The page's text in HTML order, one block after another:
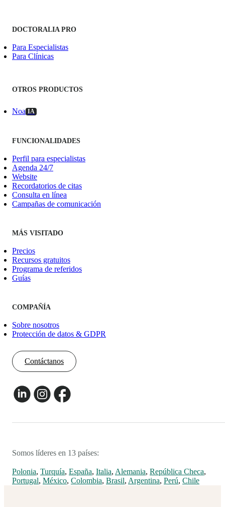
DOCTORALIA PRO
Para Especialistas
Para Clínicas
OTROS PRODUCTOS
Noa IA
FUNCIONALIDADES
Perfil para especialistas
Agenda 24/7
Website
Recordatorios de citas
Consulta en línea
Campañas de comunicación
MÁS VISITADO
Precios
Recursos gratuitos
Programa de referidos
Guías
COMPAÑÍA
Sobre nosotros
Protección de datos & GDPR
Contáctanos
Somos líderes en 13 países:
Polonia, Turquía, España, Italia, Alemania, República Checa,
Portugal, México, Colombia, Brasil, Argentina, Perú, Chile